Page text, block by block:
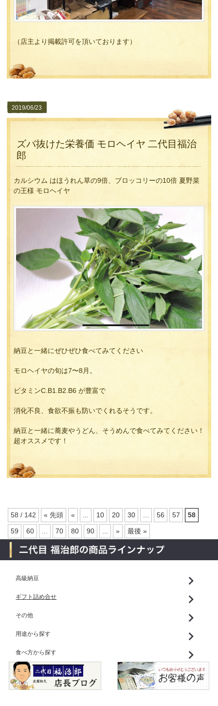
（店主より掲載許可を頂いております）
2019/06/23
ズバ抜けた栄養価 モロヘイヤ 二代目福治
郎
カルシウム はほうれん草の9倍、ブロッコリーの10倍 夏野菜
の王様 モロヘイヤ
納豆と一緒にぜひぜひ食べてみてください
モロヘイヤの旬は7〜8月。
ビタミンC.B1.B2.B6 が豊富で
消化不良、食欲不振も防いでくれるそうです。
納豆と一緒に蕎麦やうどん、そうめんで食べてみてください！
超オススメです！
58 / 142 « 先頭 « 10 20 30 56 57 58
59 60 70 80 90 » 最後 »
高級納豆
ギフト詰め合せ
その他
用途から探す
食べ方から探す